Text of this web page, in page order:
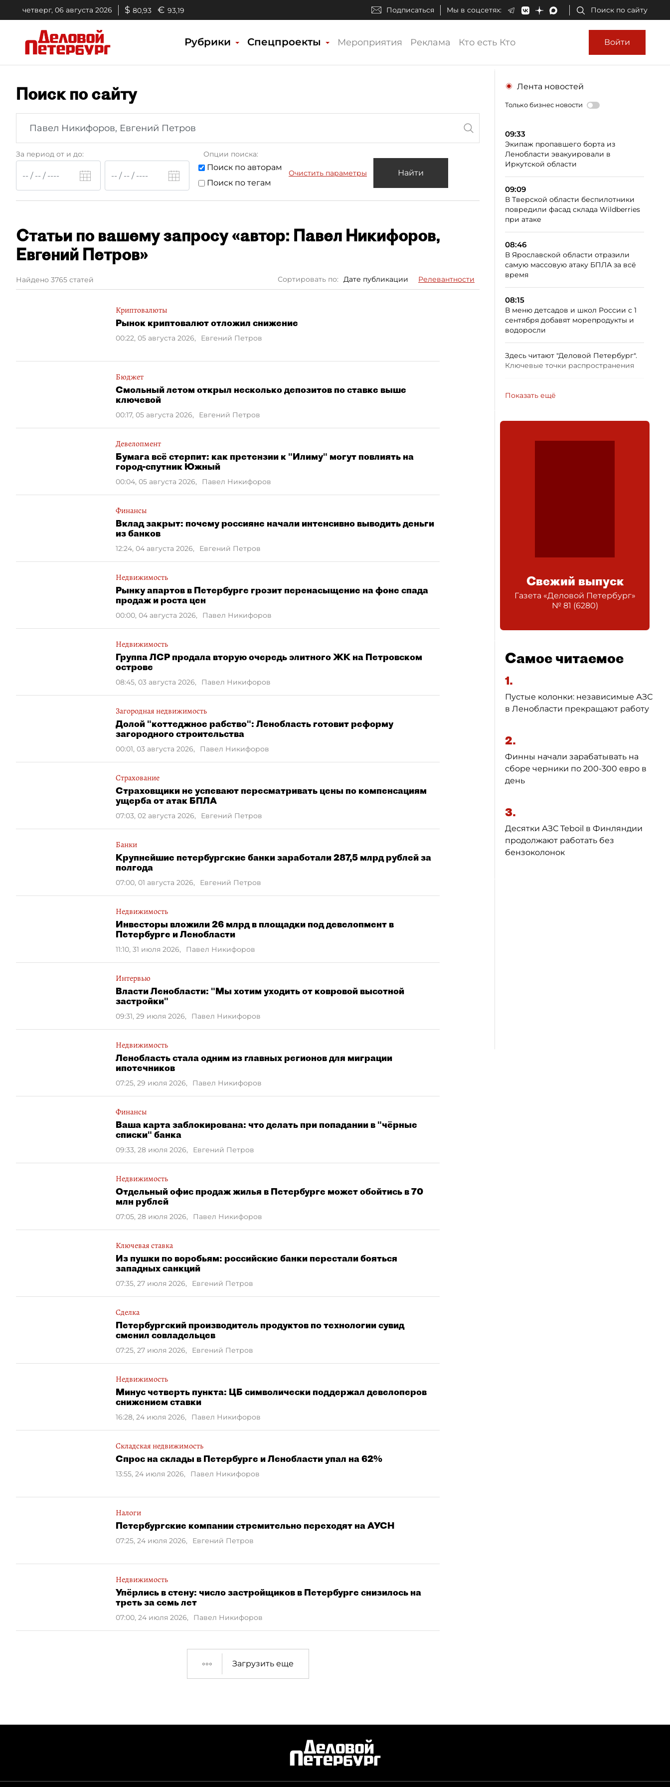
четверг, 06 августа 2026 $ 80,93 € 93,19 Подписаться Мы в соцсетях: Поиск по сайту
Рубрики Спецпроекты Мероприятия Реклама Кто есть Кто Войти
Поиск по сайту
За период от и до: Опции поиска:
Поиск по авторам
Поиск по тегам
Найти
Очистить параметры
Статьи по вашему запросу «автор: Павел Никифоров,
Евгений Петров»
Найдено 3765 статей Сортировать по: Дате публикации Релевантности
Криптовалюты
Рынок криптовалют отложил снижение
00:22, 05 августа 2026, Евгений Петров
Бюджет
Смольный летом открыл несколько депозитов по ставке выше
ключевой
00:17, 05 августа 2026, Евгений Петров
Девелопмент
Бумага всё стерпит: как претензии к "Илиму" могут повлиять на
город-спутник Южный
00:04, 05 августа 2026, Павел Никифоров
Финансы
Вклад закрыт: почему россияне начали интенсивно выводить деньги
из банков
12:24, 04 августа 2026, Евгений Петров
Недвижимость
Рынку апартов в Петербурге грозит перенасыщение на фоне спада
продаж и роста цен
00:00, 04 августа 2026, Павел Никифоров
Недвижимость
Группа ЛСР продала вторую очередь элитного ЖК на Петровском
острове
08:45, 03 августа 2026, Павел Никифоров
Загородная недвижимость
Долой "коттеджное рабство": Ленобласть готовит реформу
загородного строительства
00:01, 03 августа 2026, Павел Никифоров
Страхование
Страховщики не успевают пересматривать цены по компенсациям
ущерба от атак БПЛА
07:03, 02 августа 2026, Евгений Петров
Банки
Крупнейшие петербургские банки заработали 287,5 млрд рублей за
полгода
07:00, 01 августа 2026, Евгений Петров
Недвижимость
Инвесторы вложили 26 млрд в площадки под девелопмент в
Петербурге и Ленобласти
11:10, 31 июля 2026, Павел Никифоров
Интервью
Власти Ленобласти: "Мы хотим уходить от ковровой высотной
застройки"
09:31, 29 июля 2026, Павел Никифоров
Недвижимость
Ленобласть стала одним из главных регионов для миграции
ипотечников
07:25, 29 июля 2026, Павел Никифоров
Финансы
Ваша карта заблокирована: что делать при попадании в "чёрные
списки" банка
09:33, 28 июля 2026, Евгений Петров
Недвижимость
Отдельный офис продаж жилья в Петербурге может обойтись в 70
млн рублей
07:05, 28 июля 2026, Павел Никифоров
Ключевая ставка
Из пушки по воробьям: российские банки перестали бояться
западных санкций
07:35, 27 июля 2026, Евгений Петров
Сделка
Петербургский производитель продуктов по технологии сувид
сменил совладельцев
07:25, 27 июля 2026, Евгений Петров
Недвижимость
Минус четверть пункта: ЦБ символически поддержал девелоперов
снижением ставки
16:28, 24 июля 2026, Павел Никифоров
Складская недвижимость
Спрос на склады в Петербурге и Ленобласти упал на 62%
13:55, 24 июля 2026, Павел Никифоров
Налоги
Петербургские компании стремительно переходят на АУСН
07:25, 24 июля 2026, Евгений Петров
Недвижимость
Упёрлись в стену: число застройщиков в Петербурге снизилось на
треть за семь лет
07:00, 24 июля 2026, Павел Никифоров
Загрузить еще
Лента новостей
Только бизнес новости
09:33
Экипаж пропавшего борта из
Ленобласти эвакуировали в
Иркутской области
09:09
В Тверской области беспилотники
повредили фасад склада Wildberries
при атаке
08:46
В Ярославской области отразили
самую массовую атаку БПЛА за всё
время
08:15
В меню детсадов и школ России с 1
сентября добавят морепродукты и
водоросли
Здесь читают "Деловой Петербург".
Ключевые точки распространения
Показать ещё
Свежий выпуск
Газета «Деловой Петербург»
№ 81 (6280)
Самое читаемое
1.
Пустые колонки: независимые АЗС
в Ленобласти прекращают работу
2.
Финны начали зарабатывать на
сборе черники по 200-300 евро в
день
3.
Десятки АЗС Teboil в Финляндии
продолжают работать без
бензоколонок